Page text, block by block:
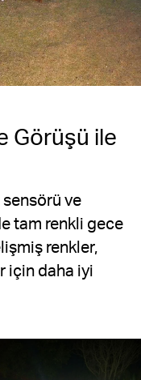
Görüşü ile
ve
tam renkli gece
renkler,
için daha iyi